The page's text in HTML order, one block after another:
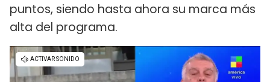
puntos, siendo hasta ahora su marca más
alta del programa.